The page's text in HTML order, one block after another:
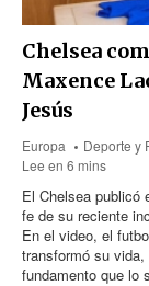
Chelsea
Maxence
Jesús
Europa
Deporte y
Lee en 6 mins
El Chelsea publicó
fe de su reciente
En el video, el
transformó su
fundamento que lo